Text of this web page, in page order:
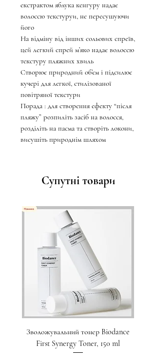
екстрактом яблука кенгуру надає
волоссю текстуруи, не пересушуючи
його
На відміну від інших сольових спреїв,
цей легкий спрей м’яко надає волоссю
текстуру пляжних хвиль
Створює природний об’єм і підсилює
кучері для легкої, стилізованої
повітряної текстури
Порада : для створення ефекту “після
пляжу” розпиліть засіб на волосся,
розділіть на пасма та створіть локони,
висушіть природнім шляхом
Супутні товари
Зволожувальний тонер Biodance
First Synergy Toner, 150 ml